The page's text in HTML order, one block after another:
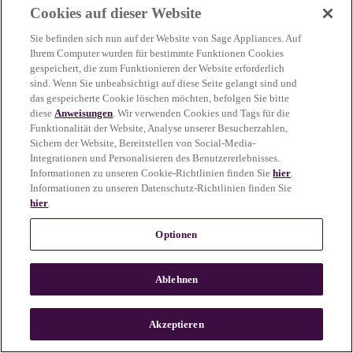
more information)
n
Cookies auf dieser Website
Sie befinden sich nun auf der Website von Sage Appliances. Auf
Ihrem Computer wurden für bestimmte Funktionen Cookies
gespeichert, die zum Funktionieren der Website erforderlich
sind. Wenn Sie unbeabsichtigt auf diese Seite gelangt sind und
das gespeicherte Cookie löschen möchten, befolgen Sie bitte
dieseAnweisungen. Wir verwenden Cookies und Tags für die
Funktionalität der Website, Analyse unserer Besucherzahlen,
Sichern der Website, Bereitstellen von Social-Media-
Integrationen und Personalisieren des Benutzererlebnisses.
Informationen zu unseren Cookie-Richtlinien finden Siehier.
Informationen zu unseren Datenschutz-Richtlinien finden Sie
hier.
Optionen
Ablehnen
Akzeptieren